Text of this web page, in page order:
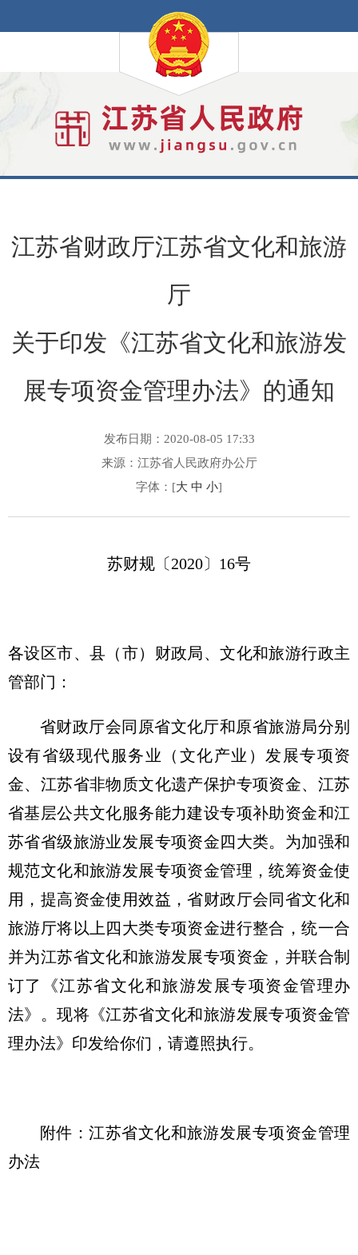
江苏省财政厅江苏省文化和旅游
厅
关于印发《江苏省文化和旅游发
展专项资金管理办法》的通知
发布日期：2020-08-05 17:33
来源：江苏省人民政府办公厅
字体：[大 中 小]
苏财规〔2020〕16号
各设区市、县（市）财政局、文化和旅游行政主
管部门：
省财政厅会同原省文化厅和原省旅游局分别
设有省级现代服务业（文化产业）发展专项资
金、江苏省非物质文化遗产保护专项资金、江苏
省基层公共文化服务能力建设专项补助资金和江
苏省省级旅游业发展专项资金四大类。为加强和
规范文化和旅游发展专项资金管理，统筹资金使
用，提高资金使用效益，省财政厅会同省文化和
旅游厅将以上四大类专项资金进行整合，统一合
并为江苏省文化和旅游发展专项资金，并联合制
订了《江苏省文化和旅游发展专项资金管理办
法》。现将《江苏省文化和旅游发展专项资金管
理办法》印发给你们，请遵照执行。
附件：江苏省文化和旅游发展专项资金管理
办法